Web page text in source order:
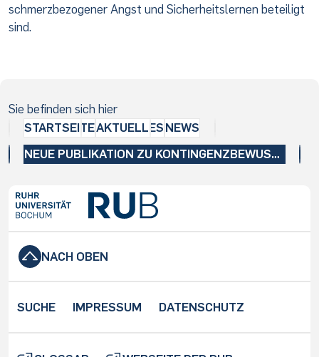
schmerzbezogener Angst und Sicherheitslernen beteiligt
sind.
Sie befinden sich hier
STARTSEITEAKTUELLES NEWS
NEUE PUBLIKATION ZU KONTINGENZBEWUSSTSEIN
NACH OBEN
SUCHE IMPRESSUM DATENSCHUTZ